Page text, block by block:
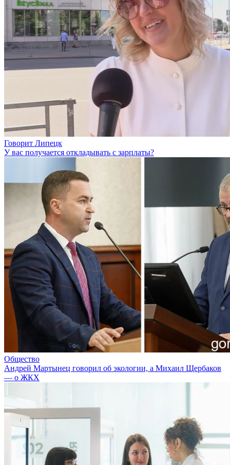
Говорит Липецк
У вас получается откладывать с зарплаты?
Общество
Андрей Мартынец говорил об экологии, а Михаил Щербаков
— о ЖКХ